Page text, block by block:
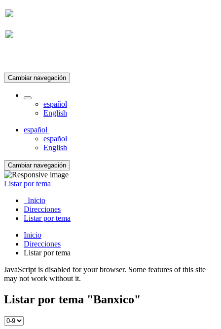
Cambiar navegación
español
English
español
español
English
Cambiar navegación
Listar por tema
Inicio
Direcciones
Listar por tema
Inicio
Direcciones
Listar por tema
JavaScript is disabled for your browser. Some features of this site
may not work without it.
Listar por tema "Banxico"